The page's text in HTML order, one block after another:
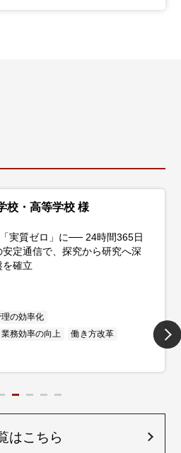
校・高等学校 様
実質ゼロ」に── 24時間365日
定通信で、探究から研究へ深
確立
の効率化
業務効率の向上
働き方改革
はこちら